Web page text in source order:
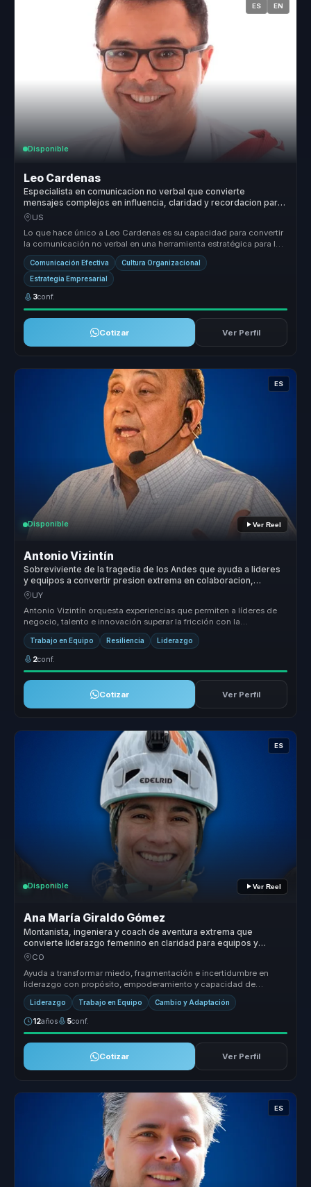
ES EN
Disponible
Leo Cardenas
Especialista en comunicacion no verbal que convierte
mensajes complejos en influencia, claridad y recordacion para
lideres y equipos.
US
Lo que hace único a Leo Cardenas es su capacidad para convertir
la comunicación no verbal en una herramienta estratégica para las
organiz...
Comunicación Efectiva Cultura Organizacional
Estrategia Empresarial
3conf.
Cotizar Ver Perfil
ES
Disponible Ver Reel
Antonio Vizintín
Sobreviviente de la tragedia de los Andes que ayuda a lideres
y equipos a convertir presion extrema en colaboracion,
resiliencia y liderazgo en crisis.
UY
Antonio Vizintín orquesta experiencias que permiten a líderes de
negocio, talento e innovación superar la fricción con la
inteligencia ar...
Trabajo en Equipo Resiliencia Liderazgo
2conf.
Cotizar Ver Perfil
ES
Disponible Ver Reel
Ana María Giraldo Gómez
Montanista, ingeniera y coach de aventura extrema que
convierte liderazgo femenino en claridad para equipos y
mujeres lideres.
CO
Ayuda a transformar miedo, fragmentación e incertidumbre en
liderazgo con propósito, empoderamiento y capacidad de
avanzar paso a paso ha...
Liderazgo Trabajo en Equipo Cambio y Adaptación
12años 5conf.
Cotizar Ver Perfil
ES